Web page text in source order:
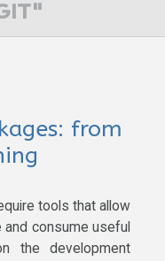
from
tools that allow
consume useful
the development